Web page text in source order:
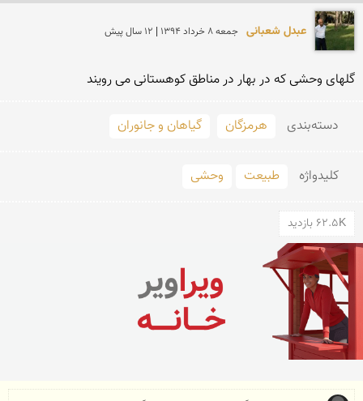
عبدل شعبانی جمعه 8 خرداد 1394 | 12 سال پیش
گلهای وحشی که در بهار در مناطق کوهستانی می رویند
دسته‌بندی هرمزگان گیاهان و جانوران
کلید‌واژه طبیعت وحشی
62.5K بازدید